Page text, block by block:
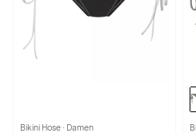
Bikini Hose · Damen